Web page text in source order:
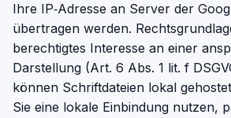
Ihre IP‑Adresse an Server der
übertragen werden.
berechtigtes Interesse an einer
Darstellung (Art. 6 Abs. 1 lit. f
können Schriftdateien lokal
Sie eine lokale Einbindung nutzen,